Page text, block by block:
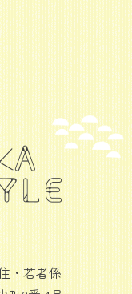
・若者係